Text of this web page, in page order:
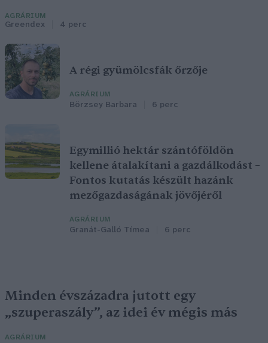
AGRÁRIUM
Greendex 4 perc
A régi gyümölcsfák őrzője
AGRÁRIUM
Börzsey Barbara 6 perc
Egymillió hektár szántóföldön
kellene átalakítani a gazdálkodást –
Fontos kutatás készült hazánk
mezőgazdaságának jövőjéről
AGRÁRIUM
Granát-Galló Tímea 6 perc
Minden évszázadra jutott egy
„szuperaszály”, az idei év mégis más
AGRÁRIUM